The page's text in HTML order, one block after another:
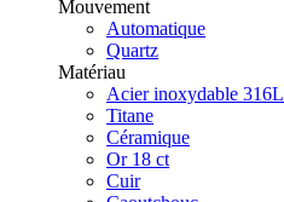
Mouvement
Automatique
Quartz
Matériau
Acier inoxydable 316L
Titane
Céramique
Or 18 ct
Cuir